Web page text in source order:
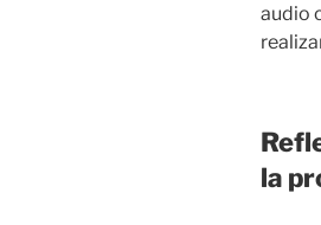
audio
la